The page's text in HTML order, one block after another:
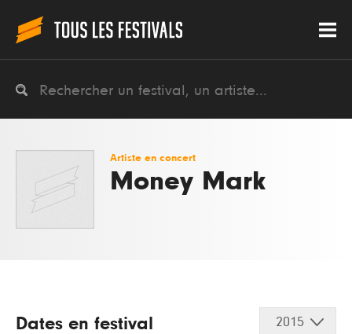
Artiste en concert
Money Mark
Dates en festival 2015